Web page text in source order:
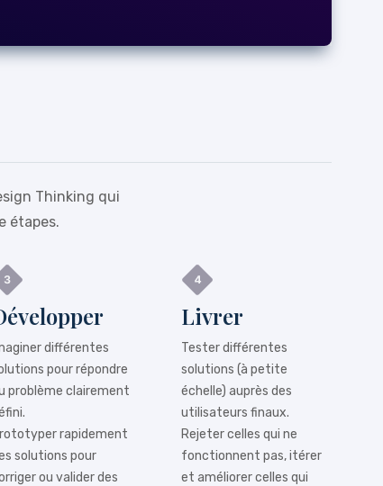
Thinking qui
étapes.
différentes
pour répondre
problème clairement
rapidement
solutions pour
ou valider des
Livrer
Tester différentes
solutions (à petite
échelle) auprès des
utilisateurs finaux.
Rejeter celles qui ne
fonctionnent pas, itérer
et améliorer celles qui